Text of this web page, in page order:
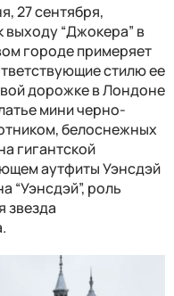
27 сентября,
выходу “Джокера” в
городе примеряет
стилю ее
дорожке в Лондоне
мини черно-
белоснежных
гигантской
аутфиты Уэнсдэй
“Уэнсдэй”, роль
звезда